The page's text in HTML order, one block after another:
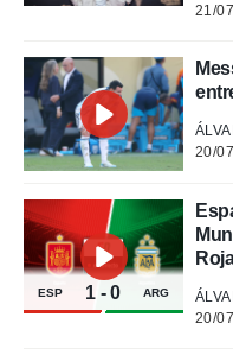
de que
sean
se
para
ni para
o
21/
20/
ESP 1 - 0 ARG
20/